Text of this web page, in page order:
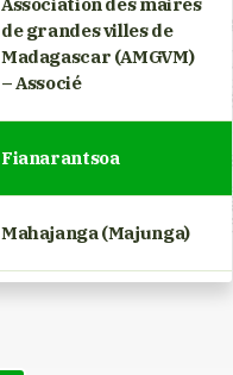
de grandes villes de
Madagascar (AMGVM)
– Associé
Fianarantsoa
Mahajanga (Majunga)